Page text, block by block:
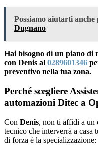
Possiamo aiutarti anche
Dugnano
Hai bisogno di un piano di
con Denis al 0289601346
preventivo nella tua zona.
Perché scegliere
automazioni Ditec a
Con Denis, non ti affidi a un
tecnico che interverrà a casa
di forza è la specializzazione: